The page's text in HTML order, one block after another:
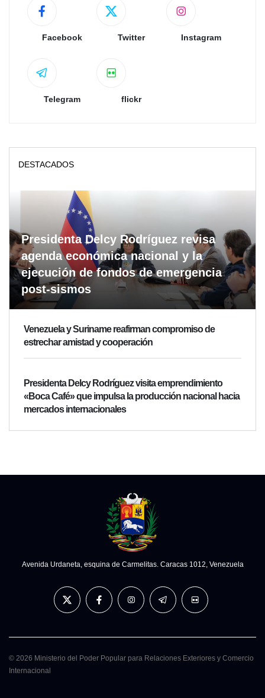
Facebook Twitter Instagram
Telegram flickr
DESTACADOS
Presidenta Delcy Rodríguez revisa
agenda económica nacional y la
ejecución de fondos de emergencia
post-sismos
Venezuela y Suriname reafirman compromiso de
estrechar amistad y cooperación
Presidenta Delcy Rodríguez visita emprendimiento
«Boca Café» que impulsa la producción nacional hacia
mercados internacionales
Avenida Urdaneta, esquina de Carmelitas. Caracas 1012, Venezuela
© 2026 Ministerio del Poder Popular para Relaciones Exteriores y Comercio
Internacional